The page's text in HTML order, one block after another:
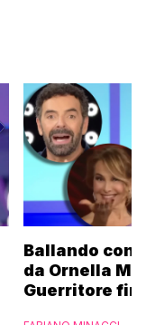
Ballando con
da Ornella
Guerritore